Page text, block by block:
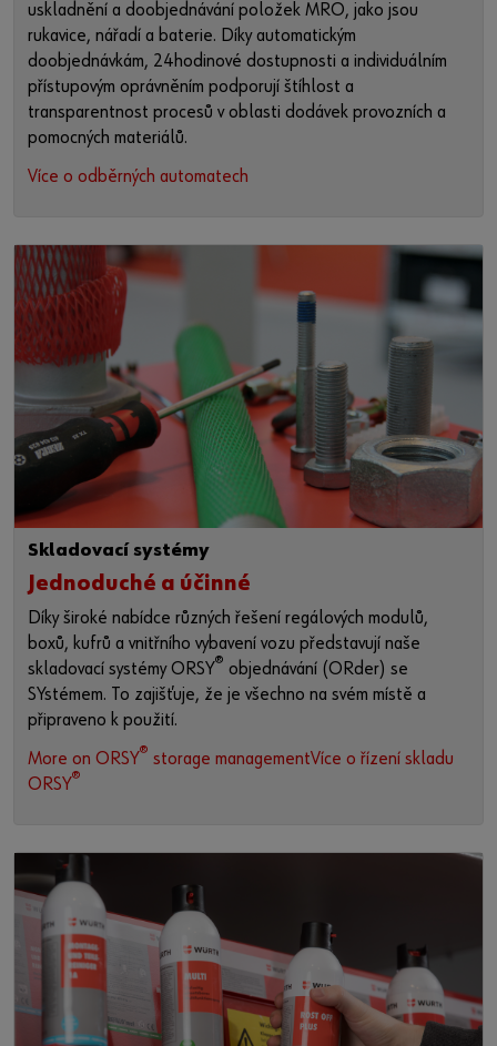
uskladnění a doobjednávání položek MRO, jako jsou
rukavice, nářadí a baterie. Díky automatickým
doobjednávkám, 24hodinové dostupnosti a individuálním
přístupovým oprávněním podporují štíhlost a
transparentnost procesů v oblasti dodávek provozních a
pomocných materiálů.
Více o odběrných automatech
Skladovací systémy
Jednoduché a účinné
Díky široké nabídce různých řešení regálových modulů,
boxů, kufrů a vnitřního vybavení vozu představují naše
skladovací systémy ORSY® objednávání (ORder) se
SYstémem. To zajišťuje, že je všechno na svém místě a
připraveno k použití.
More on ORSY® storage managementVíce o řízení skladu
ORSY®